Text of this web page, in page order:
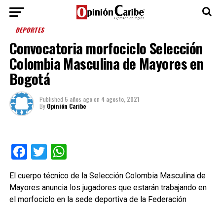
DEPORTES
Convocatoria morfociclo Selección
Colombia Masculina de Mayores en
Bogotá
Published 5 años agoon 4 agosto, 2021
By Opinión Caribe
Facebook
TwitterWhatsApp
El cuerpo técnico de la Selección Colombia Masculina de
Mayores anuncia los jugadores que estarán trabajando en
el morfociclo en la sede deportiva de la Federación